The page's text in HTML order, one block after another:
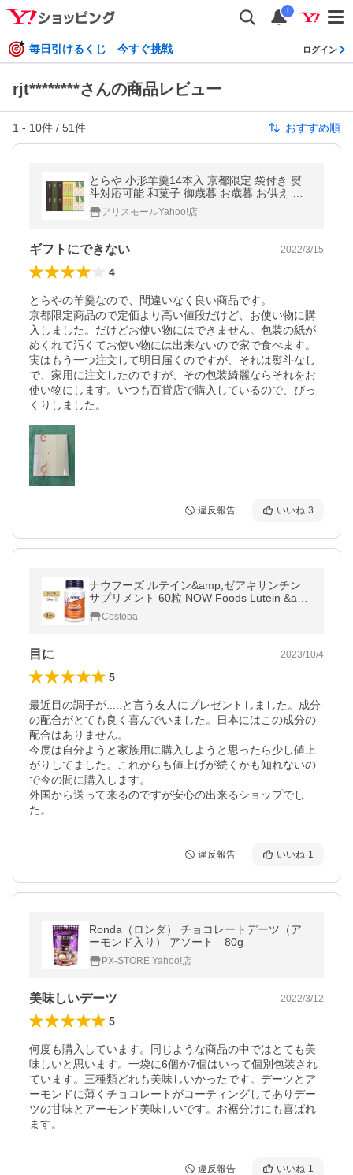
i
毎日引けるくじ 今すぐ挑戦 ログイン
rjt********さんの商品レビュー
1 - 10件 / 51件 おすすめ順
とらや 小形羊羹14本入 京都限定 袋付き 熨
斗対応可能 和菓子 御歳暮 お歳暮 お供え ギ
フト プレゼント 高級和菓子 伝統 人気 定番
アリスモールYahoo!店
ギフトにできない 2022/3/15
4
とらやの羊羹なので、間違いなく良い商品です。
京都限定商品ので定価より高い値段だけど、お使い物に購
入しました。だけどお使い物にはできません。包装の紙が
めくれて汚くてお使い物には出来ないので家で食べます。
実はもう一つ注文して明日届くのですが、それは熨斗なし
で、家用に注文したのですが、その包装綺麗ならそれをお
使い物にします。いつも百貨店で購入しているので、びっ
くりしました。
違反報告 いいね 3
ナウフーズ ルテイン&amp;ゼアキサンチン
サプリメント 60粒 NOW Foods Lutein &am
p; Zeaxanthin ソフトジェル
Costopa
目に 2023/10/4
5
最近目の調子が.....と言う友人にプレゼントしました。成分
の配合がとても良く喜んでいました。日本にはこの成分の
配合はありません。
今度は自分ようと家族用に購入しようと思ったら少し値上
がりしてました。これからも値上げが続くかも知れないの
で今の間に購入します。
外国から送って来るのですが安心の出来るショップでし
た。
違反報告 いいね 1
Ronda（ロンダ） チョコレートデーツ（ア
ーモンド入り） アソート 80g
PX-STORE Yahoo!店
美味しいデーツ 2022/3/12
5
何度も購入しています。同じような商品の中ではとても美
味しいと思います。一袋に6個か7個はいって個別包装され
ています。三種類どれも美味しいかったです。デーツとア
ーモンドに薄くチョコレートがコーティングしてありデー
ツの甘味とアーモンド美味しいです。お裾分けにも喜ばれ
ます。
違反報告 いいね 1